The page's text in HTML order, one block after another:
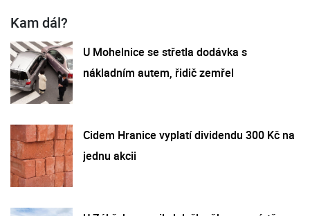
Kam dál?
U Mohelnice se střetla dodávka s
nákladním autem, řidič zemřel
Cidem Hranice vyplatí dividendu 300 Kč na
jednu akcii